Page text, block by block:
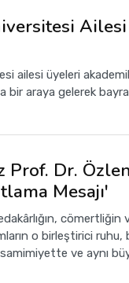
Ailesi
ailesi üyeleri
bir araya gelerek
Prof. Dr.
Mesajı'
cömertliğin
o birleştirici
samimiyette ve aynı